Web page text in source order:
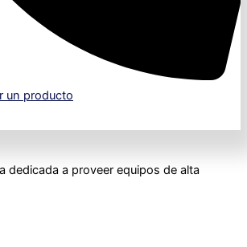
un producto
dedicada a proveer equipos de alta